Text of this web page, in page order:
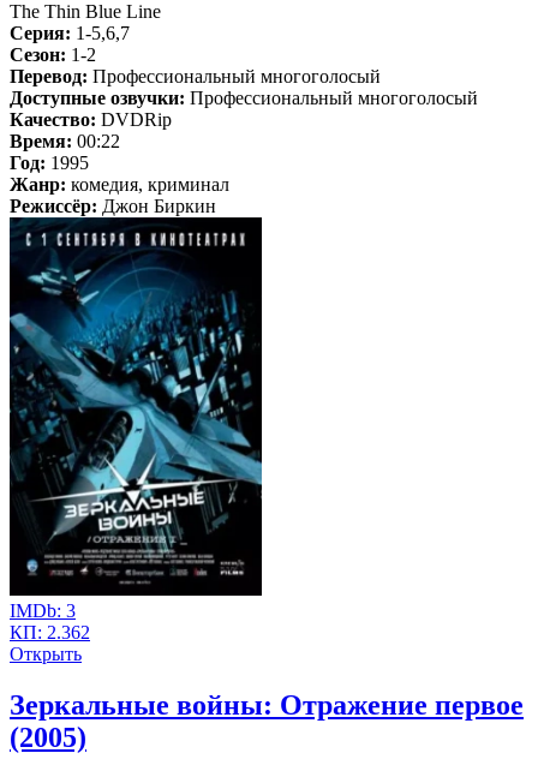
The Thin Blue Line
Серия: 1-5,6,7
Сезон: 1-2
Перевод: Профессиональный многоголосый
Доступные озвучки: Профессиональный многоголосый
Качество: DVDRip
Время: 00:22
Год: 1995
Жанр: комедия, криминал
Режиссёр: Джон Биркин
IMDb: 3
КП: 2.362
Открыть
Зеркальные войны: Отражение первое
(2005)